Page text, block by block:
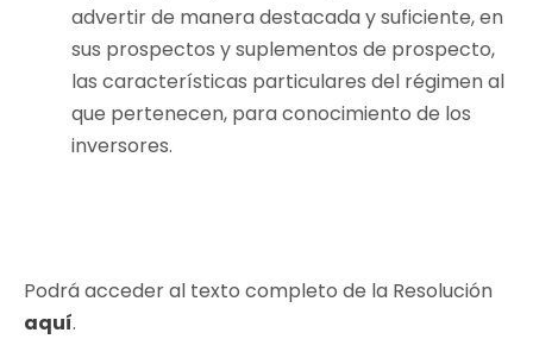
advertir de manera destacada y suficiente, en
sus prospectos y suplementos de prospecto,
las características particulares del régimen al
que pertenecen, para conocimiento de los
inversores.
Podrá acceder al texto completo de la Resolución
aquí.